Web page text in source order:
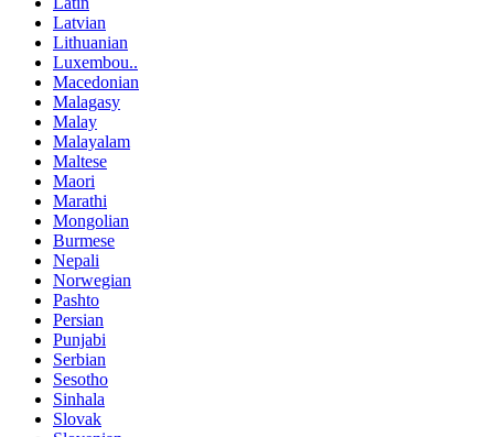
Latvian
Lithuanian
Luxembou..
Macedonian
Malagasy
Malay
Malayalam
Maltese
Maori
Marathi
Mongolian
Burmese
Nepali
Norwegian
Pashto
Persian
Punjabi
Serbian
Sesotho
Sinhala
Slovak